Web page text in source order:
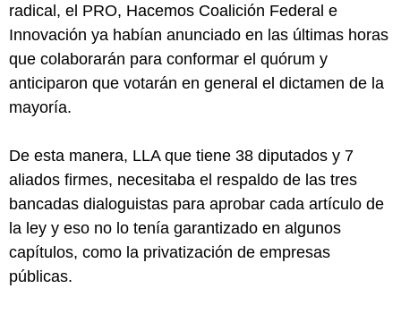
radical, el PRO, Hacemos Coalición Federal e
Innovación ya habían anunciado en las últimas horas
que colaborarán para conformar el quórum y
anticiparon que votarán en general el dictamen de la
mayoría.
De esta manera, LLA que tiene 38 diputados y 7
aliados firmes, necesitaba el respaldo de las tres
bancadas dialoguistas para aprobar cada artículo de
la ley y eso no lo tenía garantizado en algunos
capítulos, como la privatización de empresas
públicas.